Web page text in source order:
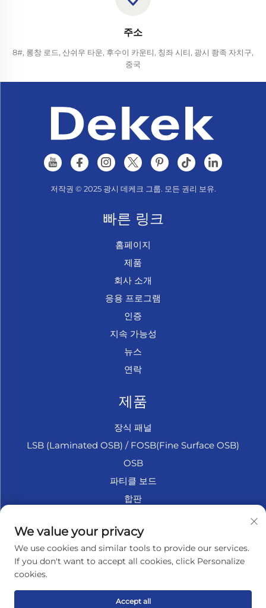
주소
8#, 롱창 로드, 산쉬우 타운, 후수이 카운티, 칭좌 시티, 광시 좡족 자치구,
중국
저작권 © 2025 광시 데케크 그룹. 모든 권리 보유.
빠른 링크
홈페이지
제품
회사 소개
응용 프로그램
인증
지속 가능성
뉴스
연락
제품
장식 패널
LSB (Laminated OSB) / FOSB(Fine Surface OSB)
OSB
파티클 보드
합판
섬유판
액세서리
We value your privacy
We use cookies and similar tools to provide our services.
If you don't want to accept all cookies, click Personalize
cookies.
Accept all